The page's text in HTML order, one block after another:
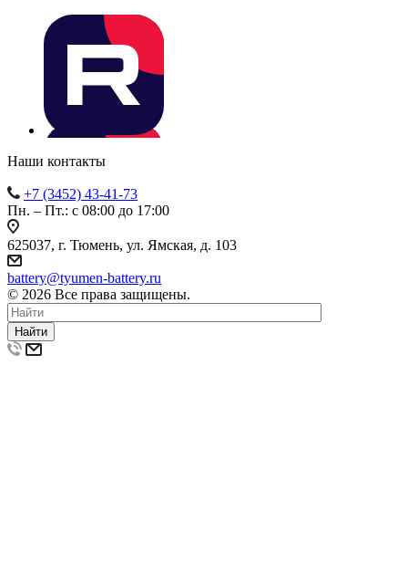
Наши контакты
+7 (3452) 43-41-73
Пн. – Пт.: с 08:00 до 17:00
625037, г. Тюмень, ул. Ямская, д. 103
battery@tyumen-battery.ru
© 2026 Все права защищены.
Найти